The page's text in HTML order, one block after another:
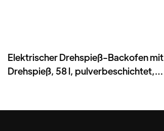
Elektrischer Drehspieß-Backofen mit
Drehspieß, 58 l, pulverbeschichtet,